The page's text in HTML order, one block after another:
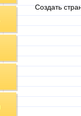
Создать